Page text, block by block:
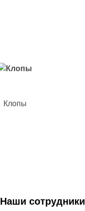
Клопы
Наши сотрудники